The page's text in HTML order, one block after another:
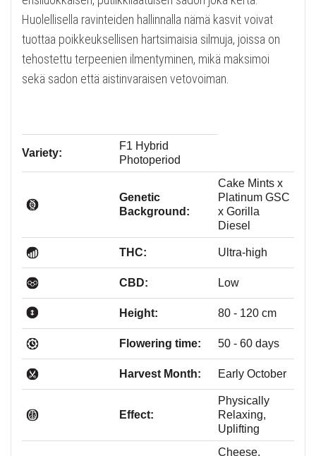
Huolellisella ravinteiden hallinnalla nämä kasvit voivat
tuottaa poikkeuksellisen hartsimaisia silmuja, joissa on
tehostettu terpeenien ilmentyminen, mikä maksimoi
sekä sadon että aistinvaraisen vetovoiman.
Variety:
F1 Hybrid
Photoperiod
Genetic
Background:
Cake Mints x
Platinum GSC
x Gorilla
Diesel
THC: Ultra-high
CBD: Low
Height: 80 - 120 cm
Flowering time: 50 - 60 days
Harvest Month: Early October
Effect:
Physically
Relaxing,
Uplifting
Cheese,